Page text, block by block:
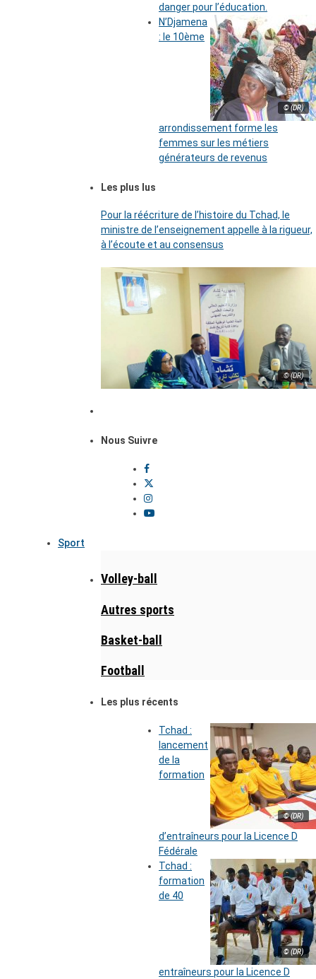
danger pour l’éducation.
© (DR)
N’Djamena
: le 10ème
arrondissement forme les
femmes sur les métiers
générateurs de revenus
Les plus lus
Pour la réécriture de l’histoire du Tchad, le
ministre de l’enseignement appelle à la rigueur,
à l’écoute et au consensus
© (DR)
Nous Suivre
Sport
Volley-ball
Autres sports
Basket-ball
Football
Les plus récents
© (DR)
Tchad :
lancement
de la
formation
d’entraîneurs pour la Licence D
Fédérale
© (DR)
Tchad :
formation
de 40
entraîneurs pour la Licence D